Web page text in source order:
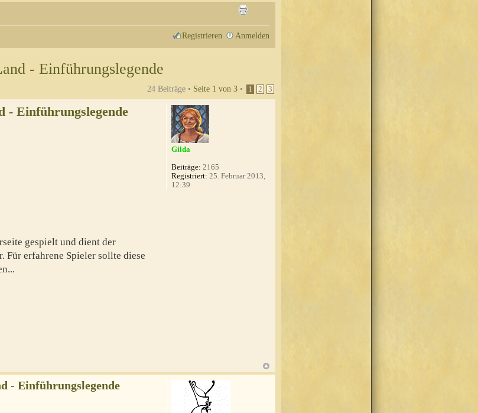
Registrieren Anmelden
- Einführungslegende
24 Beiträge • Seite 1 von 3 • 1 2 3
- Einführungslegende
gespielt und dient der
Für erfahrene Spieler sollte diese
Gilda
Beiträge: 2165
Registriert: 25. Februar 2013,
12:39
- Einführungslegende